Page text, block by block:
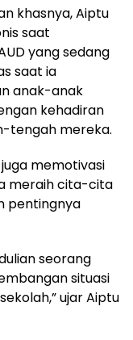
khasnya, Aiptu
saat
yang sedang
saat ia
anak-anak
kehadiran
tengah mereka.
memotivasi
meraih cita-cita
pentingnya
seorang
situasi
ujar Aiptu